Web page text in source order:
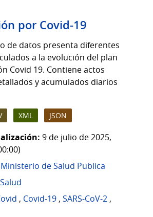
por Covid-19
de datos presenta diferentes
a la evolución del plan
Covid 19. Contiene actos
y acumulados diarios
XML JSON
9 de julio de 2025,
Ministerio de Salud Publica
Salud
, Covid-19 , SARS-CoV-2 ,